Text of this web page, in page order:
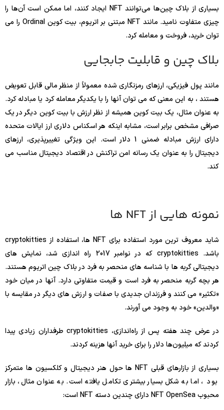
بسیاری از بلاک چین‌ها می‌توانند NFT ایجاد کنند، اما ممکن است آن‌ها را
چیزی متفاوت نامید. مانند NFT مبتنی بر اتریوم، بیت کوین Ordinal را می
توان خرید، فروخت و معامله کرد.
بلاک چین و قابلیت جابجایی
مانند پول فیزیکی، ارزهای رمزنگاری شده معمولاً از منظر مالی قابل تعویض
هستند ، به این معنی که می توان آنها را با یکدیگر معامله کرد یا مبادله کرد.
به عنوان مثال، یک بیت کوین همیشه از نظر ارزش با بیت کوین دیگر در یک
صرافی مشخص برابر است، مشابه اینکه هر اسکناس دلاری ارز ایالات متحده
دارای ارزش مبادله ضمنی 1 دلار است. این ویژگی تغییرپذیری، ارزهای
دیجیتال را به عنوان یک رسانه امن تراکنش در اقتصاد دیجیتال مناسب می
کند.
نمونه هایی از NFT ها
شاید معروف ترین مورد استفاده برای NFT ها، استفاده از cryptokitties
باشد. cryptokitties که در نوامبر 2017 راه اندازی شد، نمایش های
دیجیتالی گربه ها با شناسه های منحصر به فرد در بلاک چین اتریوم هستند.
هر بچه گربه منحصر به فرد است و قیمت متفاوتی دارد. آنها در میان خود
«تکثیر» می کنند و فرزندان جدیدی با صفات و ارزش های دیگر در مقایسه با
«والدین» خود به وجود می آورند.
در عرض چند هفته پس از راه‌اندازی، cryptokitties طرفداران زیادی پیدا
کردند که میلیون‌ها دلار را برای خرید آنها هزینه کردند.
بسیاری از بازارهای قبلی NFT ها حول هنر دیجیتال و کلکسیون ها متمرکز
بود ، اما به شکل بسیار بیشتری تکامل یافته است. به عنوان مثال، بازار
محبوب NFT OpenSea دارای چندین دسته NFT است: